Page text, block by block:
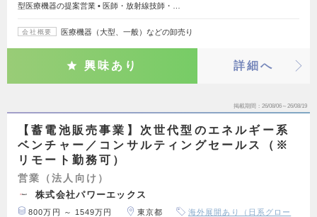
型医療機器の提案営業 • 医師・放射線技師・…
会社概要 医療機器（大型、一般）などの卸売り
興味あり 詳細へ
掲載期間 26/08/06～26/08/19
【蓄電池販売事業】次世代型のエネルギー系
ベンチャー／コンサルティングセールス（※
リモート勤務可）
営業（法人向け）
株式会社パワーエックス
800万円 ～ 1549万円 東京都
海外展開あり（日系グロー